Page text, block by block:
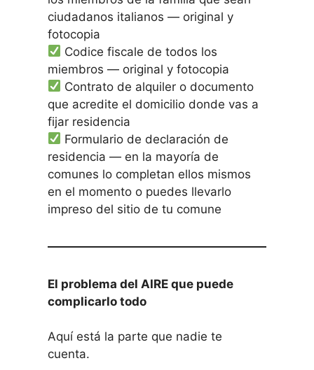
ciudadanos italianos — original y
fotocopia
Codice fiscale de todos los
miembros — original y fotocopia
Contrato de alquiler o documento
que acredite el domicilio donde vas a
fijar residencia
Formulario de declaración de
residencia — en la mayoría de
comunes lo completan ellos mismos
en el momento o puedes llevarlo
impreso del sitio de tu comune
El problema del AIRE que puede
complicarlo todo
Aquí está la parte que nadie te
cuenta.